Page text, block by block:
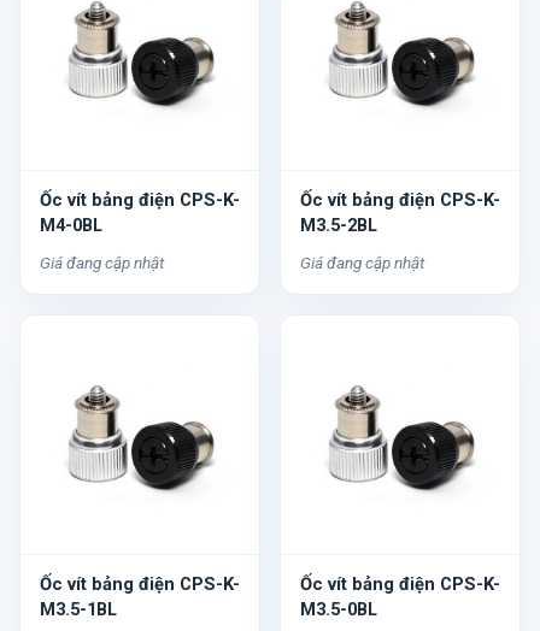
Ốc vít bảng điện CPS-K-
M4-0BL
Giá đang cập nhật
Ốc vít bảng điện CPS-K-
M3.5-2BL
Giá đang cập nhật
Ốc vít bảng điện CPS-K-
M3.5-1BL
Ốc vít bảng điện CPS-K-
M3.5-0BL